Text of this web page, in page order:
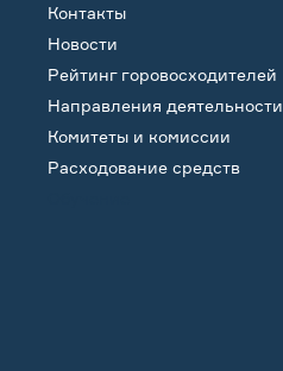
Контакты
Новости
Рейтинг горовосходителей
Направления деятельности
Комитеты и комиссии
Расходование средств